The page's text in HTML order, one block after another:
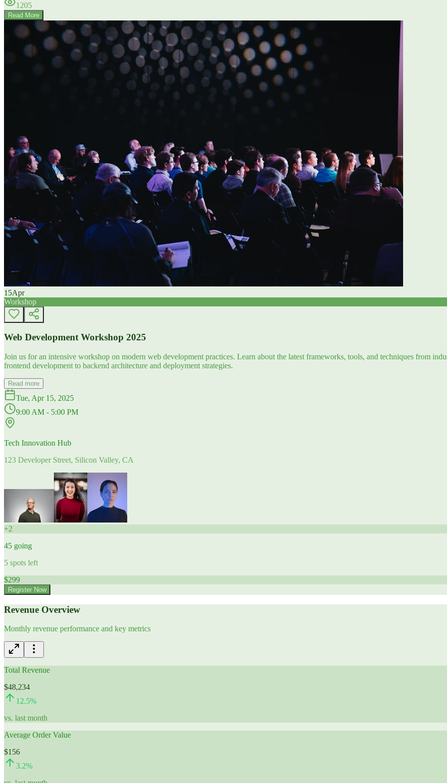
1205
Read More
15Apr
Workshop
Web Development Workshop 2025
Join us for an intensive workshop on modern web development practices. Learn about the latest frameworks, tools, and techniques from
frontend development to backend architecture and deployment strategies.
Read more
Tue, Apr 15, 2025
9:00 AM - 5:00 PM
Tech Innovation Hub
123 Developer Street, Silicon Valley, CA
+2
45 going
5 spots left
$299
Register Now
Revenue Overview
Monthly revenue performance and key metrics
Total Revenue
$48,234
12.5%
vs. last month
Average Order Value
$156
3.2%